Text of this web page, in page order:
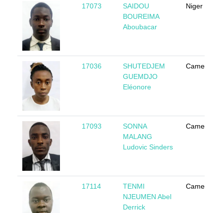
17073
SAIDOU
BOUREIMA
Aboubacar
Niger
17036
SHUTEDJEM
GUEMDJO
Eléonore
Cameroun
17093
SONNA
MALANG
Ludovic Sinders
Cameroun
17114
TENMI
NJEUMEN Abel
Derrick
Cameroun